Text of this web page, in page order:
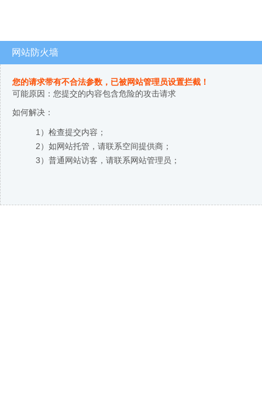
网站防火墙
您的请求带有不合法参数，已被网站管理员设置拦截！
可能原因：您提交的内容包含危险的攻击请求
如何解决：
1）检查提交内容；
2）如网站托管，请联系空间提供商；
3）普通网站访客，请联系网站管理员；